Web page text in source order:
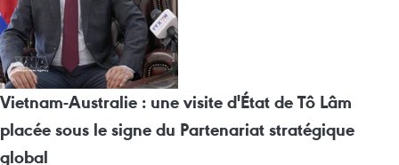
Vietnam-Australie : une visite d'État de Tô Lâm
placée sous le signe du Partenariat stratégique
global